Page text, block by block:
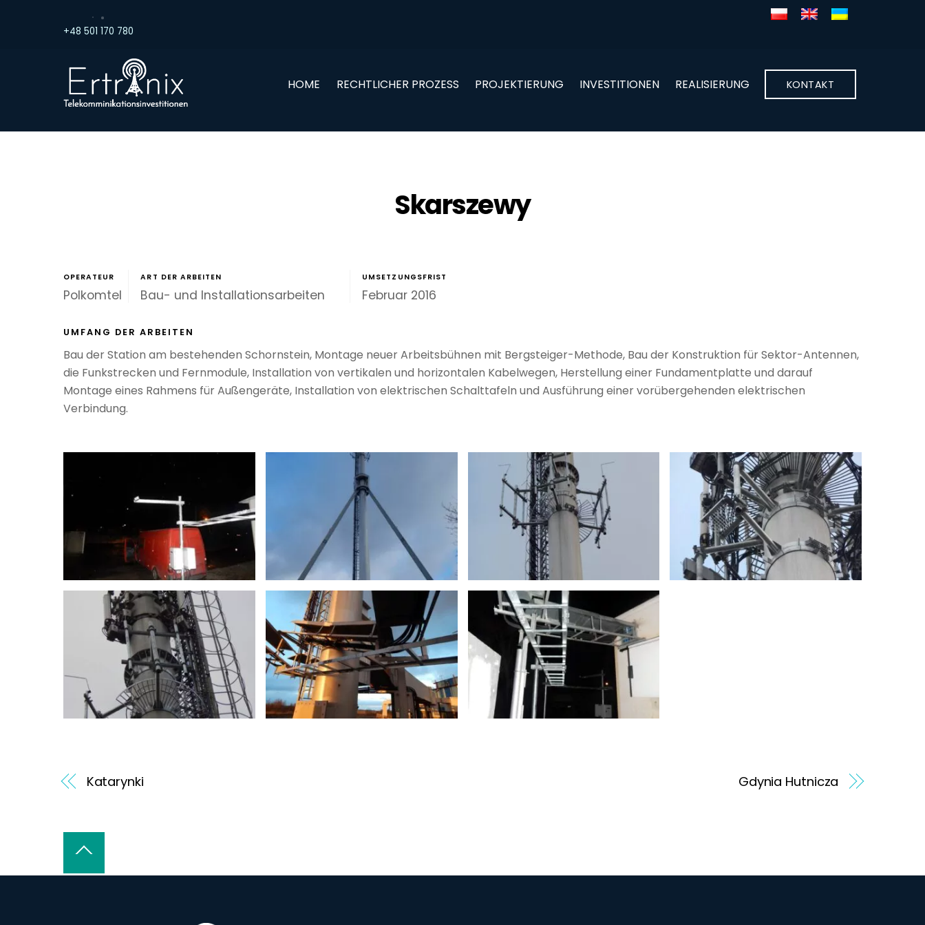
+48 501 170 780
HOME RECHTLICHER PROZESS PROJEKTIERUNG INVESTITIONEN REALISIERUNG KONTAKT
Skarszewy
OPERATEUR
Polkomtel
ART DER ARBEITEN
Bau- und Installationsarbeiten
UMSETZUNGSFRIST
Februar 2016
UMFANG DER ARBEITEN
Bau der Station am bestehenden Schornstein, Montage neuer Arbeitsbühnen mit Bergsteiger-Methode, Bau der Konstruktion für Sektor-Antennen,
die Funkstrecken und Fernmodule, Installation von vertikalen und horizontalen Kabelwegen, Herstellung einer Fundamentplatte und darauf
Montage eines Rahmens für Außengeräte, Installation von elektrischen Schalttafeln und Ausführung einer vorübergehenden elektrischen
Verbindung.
Katarynki Gdynia Hutnicza
Back
Top